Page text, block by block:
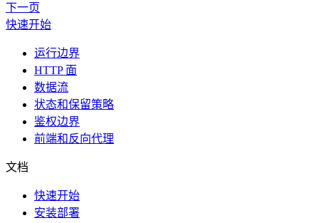
下一页
快速开始
运行边界
HTTP 面
数据流
状态和保留策略
鉴权边界
前端和反向代理
文档
快速开始
安装部署